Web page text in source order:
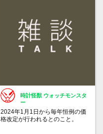
時計怪獣 ウォッチモンスタ
ー
2024年1月1日から毎年恒例の価
格改定が行われるとのこと。